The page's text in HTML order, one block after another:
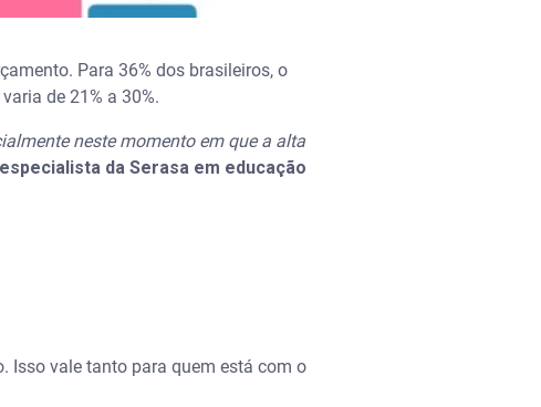
Para 36% dos brasileiros, o
de 21% a 30%.
neste momento em que a alta
da Serasa em educação
Isso vale tanto para quem está com o